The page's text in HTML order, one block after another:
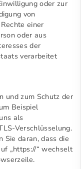
oder zur
von
einer
oder aus
der
verarbeitet
und zum Schutz der
Beispiel
als
Verschlüsselung.
Sie daran, dass die
„https://“ wechselt